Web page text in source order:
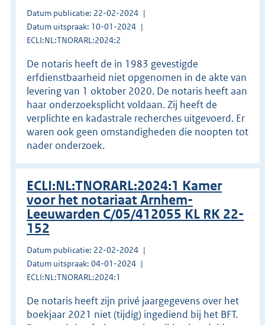
Datum publicatie: 22-02-2024
Datum uitspraak: 10-01-2024
ECLI:NL:TNORARL:2024:2
De notaris heeft de in 1983 gevestigde
erfdienstbaarheid niet opgenomen in de akte van
levering van 1 oktober 2020. De notaris heeft aan
haar onderzoeksplicht voldaan. Zij heeft de
verplichte en kadastrale recherches uitgevoerd. Er
waren ook geen omstandigheden die noopten tot
nader onderzoek.
ECLI:NL:TNORARL:2024:1 Kamer
voor het notariaat Arnhem-
Leeuwarden C/05/412055 KL RK 22-
152
Datum publicatie: 22-02-2024
Datum uitspraak: 04-01-2024
ECLI:NL:TNORARL:2024:1
De notaris heeft zijn privé jaargegevens over het
boekjaar 2021 niet (tijdig) ingediend bij het BFT.